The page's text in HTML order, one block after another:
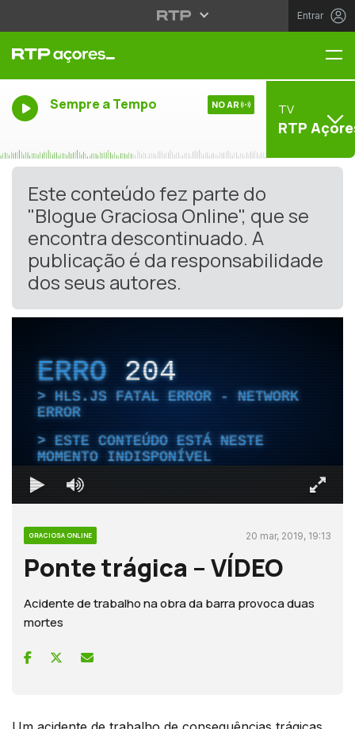
Entrar
Sempre a Tempo NO AR TV
RTP
Este conteúdo fez parte do
"Blogue Graciosa Online", que se
encontra descontinuado. A
publicação é da responsabilidade
dos seus autores.
ERRO204
HLS.JS FATAL ERROR - NETWORK
ERROR
ESTE CONTEÚDO ESTÁ NESTE
MOMENTO INDISPONÍVEL
GRACIOSA ONLINE 20 mar, 2019, 19:13
Ponte trágica – VÍDEO
Acidente de trabalho na obra da barra provoca duas
mortes